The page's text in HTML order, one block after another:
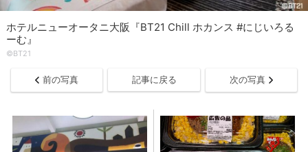
ホテルニューオータニ大阪『BT21 Chill ホカンス #にじいろる
ーむ』
©BT21
前の写真 記事に戻る 次の写真